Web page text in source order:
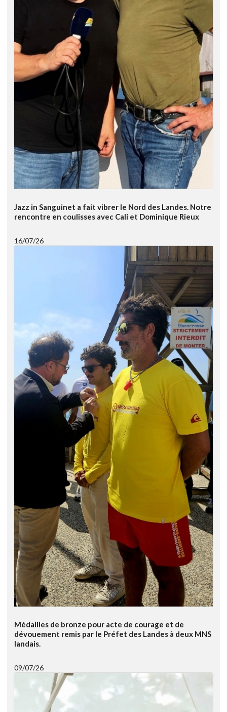
Jazz in Sanguinet a fait vibrer le Nord des Landes. Notre
rencontre en coulisses avec Cali et Dominique Rieux
16/07/26
Médailles de bronze pour acte de courage et de
dévouement remis par le Préfet des Landes à deux MNS
landais.
09/07/26